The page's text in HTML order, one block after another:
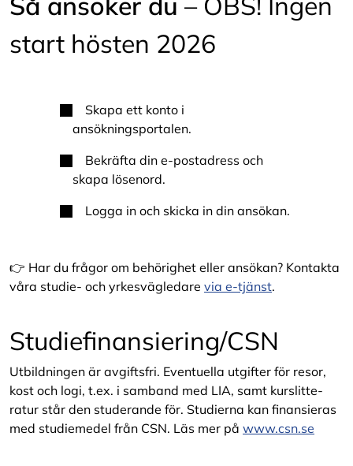
start hösten 2026
Skapa ett konto i
ansökningsportalen.
Bekräfta din e-postadress och
skapa lösenord.
Logga in och skicka in din ansökan.
👉 Har du frågor om behörighet eller ansökan? Kontakta
våra studie- och yrkesvägledare via e-tjänst.
Studiefinansiering/CSN
Utbildningen är avgiftsfri. Eventuella utgifter för resor,
kost och logi, t.ex. i samband med LIA, samt kurslitte­
ratur står den studerande för. Studierna kan finansieras
med studiemedel från CSN. Läs mer på www.csn.se